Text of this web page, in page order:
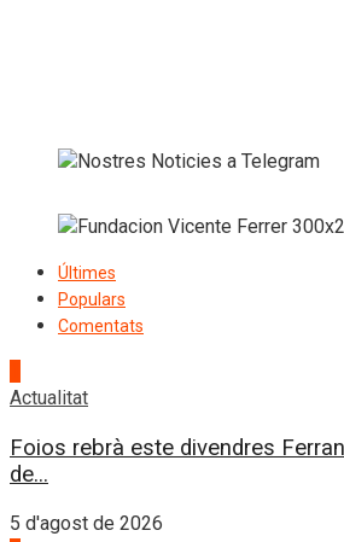
Últimes
Populars
Comentats
Actualitat
Foios rebrà este divendres
de...
5 d'agost de 2026